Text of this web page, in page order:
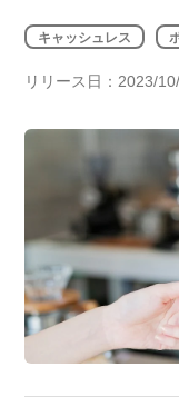
キャッシュレス
リリース日：2023/